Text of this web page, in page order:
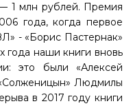
1 млн рублей. Премия
года, когда первое
- «Борис Пастернак»
наши книги вновь
это были «Алексей
Людмилы
в 2017 году книги